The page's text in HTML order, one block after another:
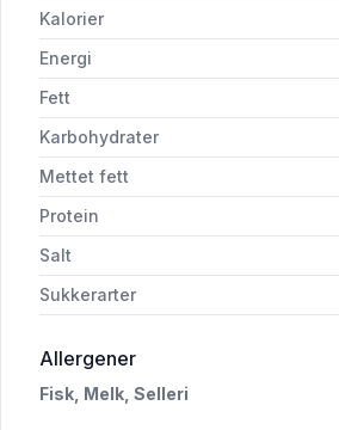
Kalorier
Energi
Fett
Karbohydrater
Mettet fett
Protein
Salt
Sukkerarter
Allergeneri 'Fiskekaker 400g
Fisk, Melk, Selleri